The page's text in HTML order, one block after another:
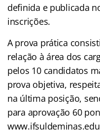
definida e publicada
inscrições.
A prova prática
relação à área dos
pelos 10 candidatos
prova objetiva,
na última posição,
para aprovação 60